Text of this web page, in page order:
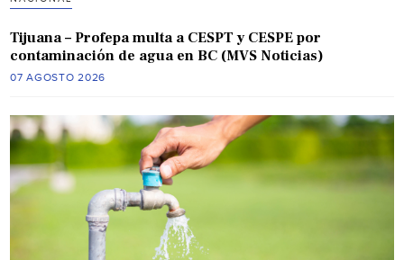
Tijuana – Profepa multa a CESPT y CESPE por
contaminación de agua en BC (MVS Noticias)
07 AGOSTO 2026